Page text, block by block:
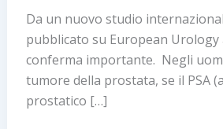
Da un nuovo studio
pubblicato su European Urology
conferma importante. Negli
tumore della prostata, se il PSA
prostatico […]